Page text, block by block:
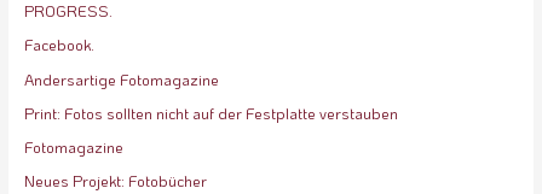
PROGRESS.
Facebook.
Andersartige Fotomagazine
Print: Fotos sollten nicht auf der Festplatte verstauben
Fotomagazine
Neues Projekt: Fotobücher